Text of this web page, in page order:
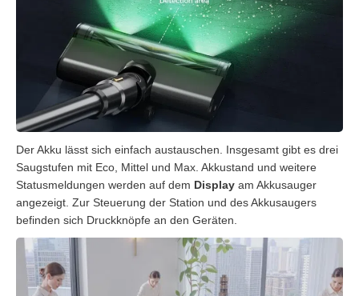
Der Akku lässt sich einfach austauschen. Insgesamt gibt es drei
Saugstufen mit Eco, Mittel und Max. Akkustand und weitere
Statusmeldungen werden auf dem Display am Akkusauger
angezeigt. Zur Steuerung der Station und des Akkusaugers
befinden sich Druckknöpfe an den Geräten.